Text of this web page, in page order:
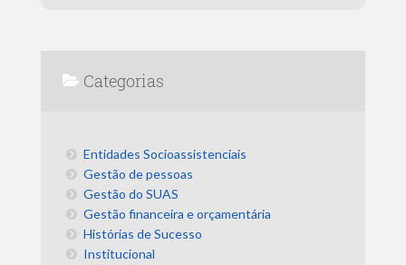
Categorias
Entidades Socioassistenciais
Gestão de pessoas
Gestão do SUAS
Gestão financeira e orçamentária
Histórias de Sucesso
Institucional